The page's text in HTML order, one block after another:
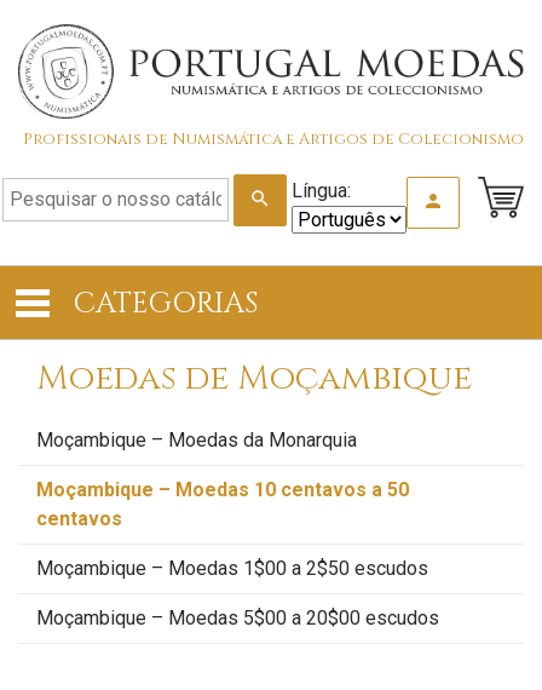
Profissionais de Numismática e Artigos de Colecionismo
search Língua: person
CATEGORIAS
Moedas de Moçambique
Moçambique – Moedas da Monarquia
Moçambique – Moedas 10 centavos a 50
centavos
Moçambique – Moedas 1$00 a 2$50 escudos
Moçambique – Moedas 5$00 a 20$00 escudos